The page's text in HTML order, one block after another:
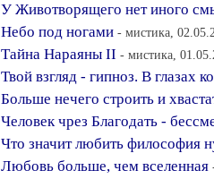
У Животворящего нет иного
Небо под ногами - мистика,
Тайна Нараяны II - мистика,
Твой взгляд - гипноз. В глазах
Больше нечего строить и
Человек чрез Благодать -
Что значит любить философия
Любовь больше, чем вселенная